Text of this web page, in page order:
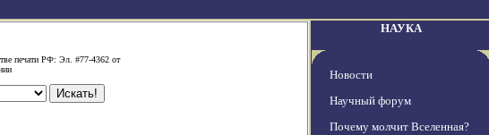
печати РФ: Эл. #77-4362 от
НАУКА
Новости
Научный форум
Почему молчит Вселенная?